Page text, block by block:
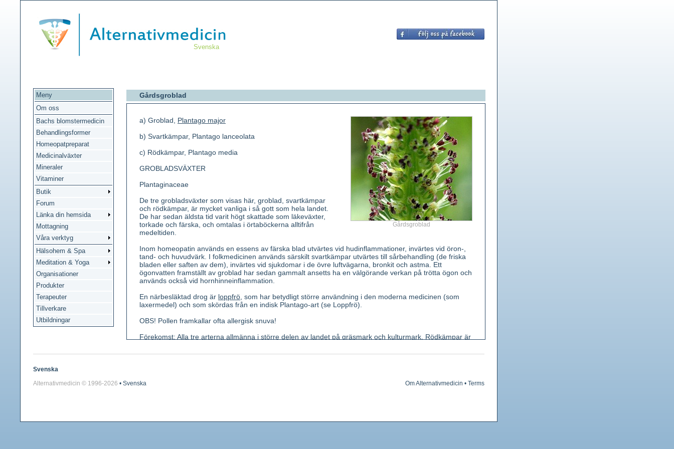
Svenska
Meny
Om oss
Bachs blomstermedicin
Behandlingsformer
Homeopatpreparat
Medicinalväxter
Mineraler
Vitaminer
Butik
Forum
Länka din hemsida
Mottagning
Våra verktyg
Hälsohem & Spa
Meditation & Yoga
Organisationer
Produkter
Terapeuter
Tillverkare
Utbildningar
Gårdsgroblad
Gårdsgroblad
a) Groblad, Plantago major
b) Svartkämpar, Plantago lanceolata
c) Rödkämpar, Plantago media
GROBLADSVÄXTER
Plantaginaceae
De tre grobladsväxter som visas här, groblad, svartkämpar
och rödkämpar, är mycket vanliga i så gott som hela landet.
De har sedan äldsta tid varit högt skattade som läkeväxter,
torkade och färska, och omtalas i örtaböckerna alltifrån
medeltiden.
Inom homeopatin används en essens av färska blad utvärtes vid hudinflammationer, invärtes vid öron-,
tand- och huvudvärk. I folkmedicinen används särskilt svartkämpar utvärtes till sårbehandling (de friska
bladen eller saften av dem), invärtes vid sjukdomar i de övre luftvägarna, bronkit och astma. Ett
ögonvatten framställt av groblad har sedan gammalt ansetts ha en välgörande verkan på trötta ögon och
används också vid hornhinneinflammation.
En närbesläktad drog är loppfrö , som har betydligt större användning i den moderna medicinen (som
laxermedel) och som skördas från en indisk Plantago-art (se Loppfrö).
OBS! Pollen framkallar ofta allergisk snuva!
Förekomst: Alla tre arterna allmänna i större delen av landet på gräsmark och kulturmark. Rödkämpar är
vitaktiga. c) Blad spetsigt ovala på korta skaft, ax tämligen korta, vitaktiga-lila, doftande.
Svenska
Alternativmedicin © 1996-2026 • Svenska Om Alternativmedicin • Terms